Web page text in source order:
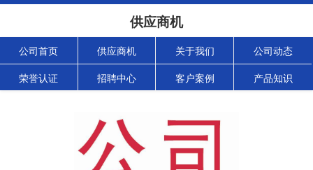
供应商机
公司首页 供应商机 关于我们 公司动态
荣誉认证 招聘中心 客户案例 产品知识